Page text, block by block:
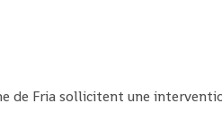
de Fria sollicitent une